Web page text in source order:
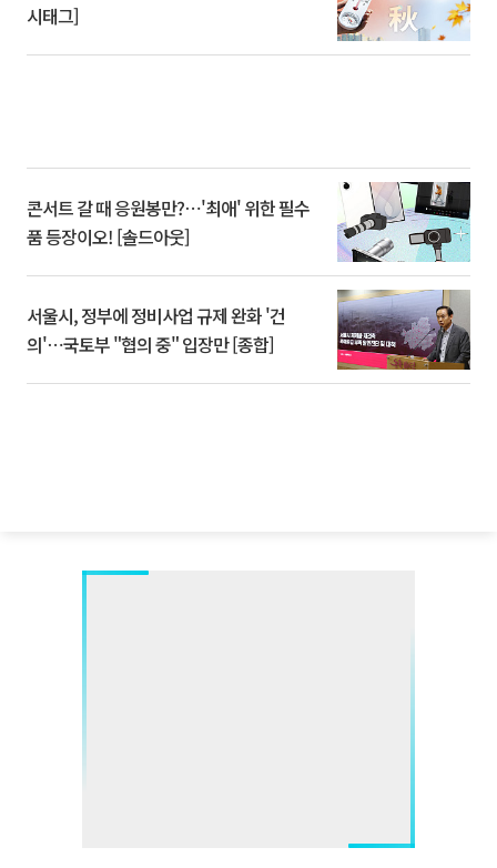
시태그]
콘서트 갈 때 응원봉만?⋯'최애' 위한 필수
품 등장이오! [솔드아웃]
서울시, 정부에 정비사업 규제 완화 '건
의'⋯국토부 "협의 중" 입장만 [종합]